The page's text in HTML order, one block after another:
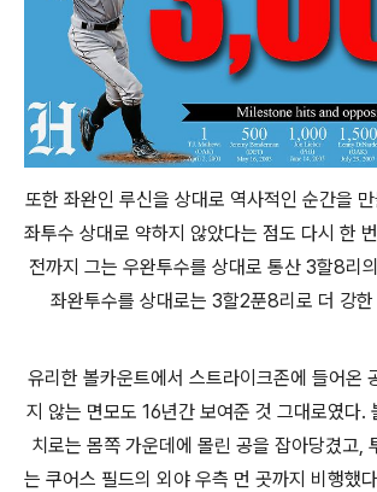
또한 좌완인 루신을 상대로 역사적인 순간을
좌투수 상대로 약하지 않았다는 점도 다시 한
전까지 그는 우완투수를 상대로 통산 3할8리
좌완투수를 상대로는 3할2푼8리로 더 강
유리한 볼카운트에서 스트라이크존에 들어온
지 않는 면모도 16년간 보여준 것 그대로였다.
치로는 몸쪽 가운데에 몰린 공을 잡아당겼고,
는 쿠어스 필드의 외야 우측 먼 곳까지 비행했